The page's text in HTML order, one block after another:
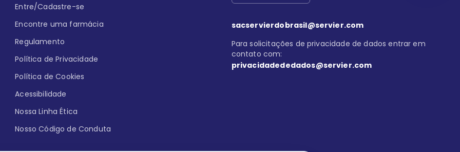
Entre/Cadastre-se
Encontre uma farmácia
Regulamento
Política de Privacidade
Política de Cookies
Acessibilidade
Nossa Linha Ética
Nosso Código de Conduta
sacservierdobrasil@servier.com
Para solicitações de privacidade de dados entrar em
contato com:
privacidadededados@servier.com